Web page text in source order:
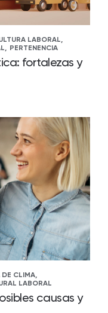
LABORAL,
PERTENENCIA
fortalezas y
DE CLIMA,
LABORAL
causas y